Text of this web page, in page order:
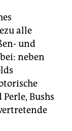
alle
und
neben
Bushs